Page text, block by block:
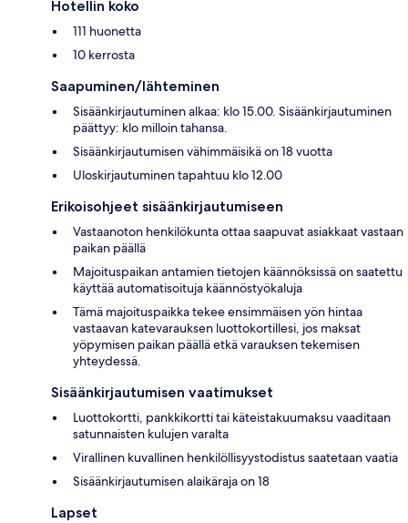
Hotellin koko
111 huonetta
10 kerrosta
Saapuminen/lähteminen
Sisäänkirjautuminen alkaa: klo 15.00. Sisäänkirjautuminen
päättyy: klo milloin tahansa.
Sisäänkirjautumisen vähimmäisikä on 18 vuotta
Uloskirjautuminen tapahtuu klo 12.00
Erikoisohjeet sisäänkirjautumiseen
Vastaanoton henkilökunta ottaa saapuvat asiakkaat vastaan
paikan päällä
Majoituspaikan antamien tietojen käännöksissä on saatettu
käyttää automatisoituja käännöstyökaluja
Tämä majoituspaikka tekee ensimmäisen yön hintaa
vastaavan katevarauksen luottokortillesi, jos maksat
yöpymisen paikan päällä etkä varauksen tekemisen
yhteydessä.
Sisäänkirjautumisen vaatimukset
Luottokortti, pankkikortti tai käteistakuumaksu vaaditaan
satunnaisten kulujen varalta
Virallinen kuvallinen henkilöllisyystodistus saatetaan vaatia
Sisäänkirjautumisen alaikäraja on 18
Lapset